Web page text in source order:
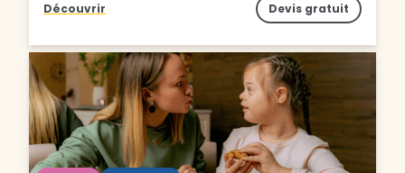
Découvrir Devis gratuit